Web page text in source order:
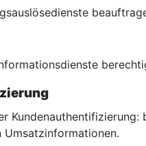
Umsatzinformationen.